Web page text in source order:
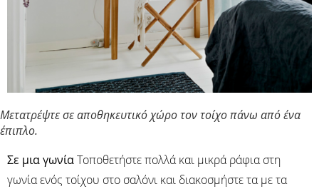
Μετατρέψτε σε αποθηκευτικό χώρο τον τοίχο πάνω από ένα
έπιπλο.
Σε μια γωνίαΤοποθετήστε πολλά και μικρά ράφια στη
γωνία ενός τοίχου στο σαλόνι και διακοσμήστε τα με τα